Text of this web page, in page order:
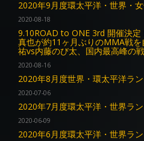
2020年9月度環太平洋・世界・
2020-08-18
9.10ROAD to ONE 3rd 開催決定
真也が約11ヶ月ぶりのMMA戦
祐vs内藤のび太、国内最高峰の
2020-08-16
2020年8月度世界・環太平洋ラ
2020-07-06
2020年7月度環太平洋・世界ラ
2020-06-09
2020年6月度環太平洋・世界ラ